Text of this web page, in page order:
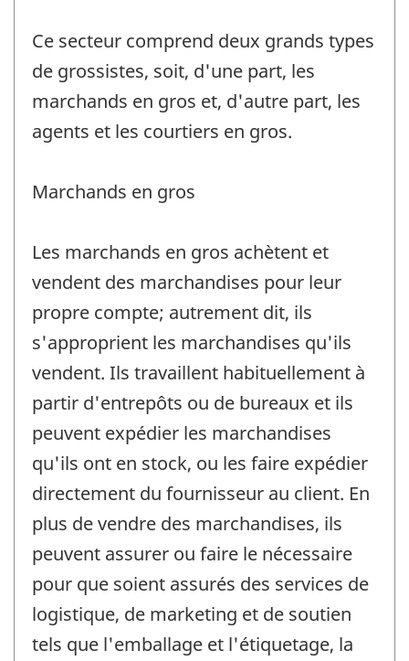
Ce secteur comprend deux grands types
de grossistes, soit, d'une part, les
marchands en gros et, d'autre part, les
agents et les courtiers en gros.
Marchands en gros
Les marchands en gros achètent et
vendent des marchandises pour leur
propre compte; autrement dit, ils
s'approprient les marchandises qu'ils
vendent. Ils travaillent habituellement à
partir d'entrepôts ou de bureaux et ils
peuvent expédier les marchandises
qu'ils ont en stock, ou les faire expédier
directement du fournisseur au client. En
plus de vendre des marchandises, ils
peuvent assurer ou faire le nécessaire
pour que soient assurés des services de
logistique, de marketing et de soutien
tels que l'emballage et l'étiquetage, la